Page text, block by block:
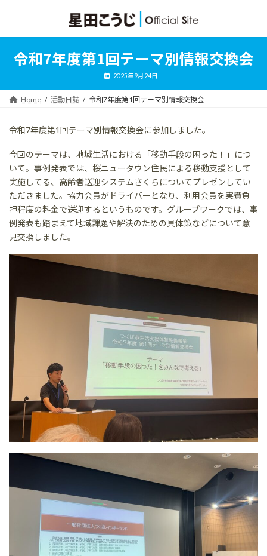
ン
ッ
ー
移
令和7年度第1回テーマ別情報交換会
2025年9月24日
Home 活動日誌 令和7年度第1回テーマ別情報交換会
令和7年度第1回テーマ別情報交換会に参加しました。
今回のテーマは、地域生活における「移動手段の困った！」につ
いて。事例発表では、桜ニュータウン住民による移動支援として
実施してる、高齢者送迎システムさくらについてプレゼンしてい
ただきました。協力会員がドライバーとなり、利用会員を実費負
担程度の料金で送迎するというものです。グループワークでは、事
例発表も踏まえて地域課題や解決のための具体策などについて意
見交換しました。